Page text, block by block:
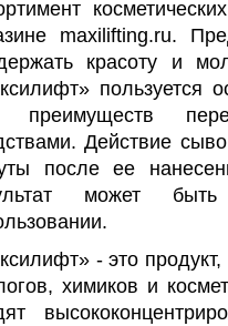
maxilifting.ru.
красоту и
пользуется
преимуществ
Действие
после ее
может
- это
химиков и